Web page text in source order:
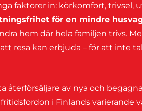
faktorer in: körkomfort, trivsel,
för en mindre
hem där hela familjen trivs.
resa kan erbjuda – för att inte
återförsäljare av nya och
i Finlands varierande